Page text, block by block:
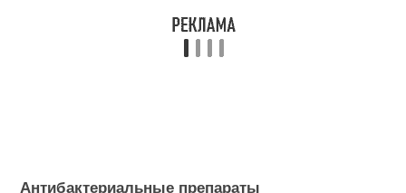
Антибактериальные препараты